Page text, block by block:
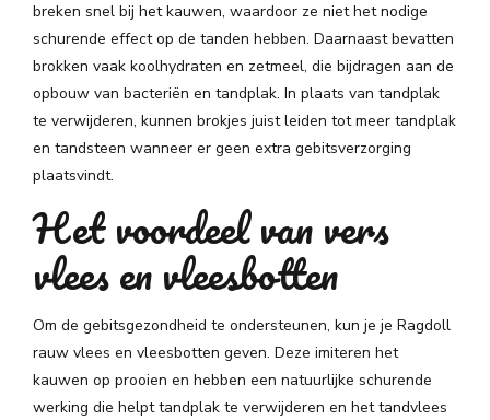
breken snel bij het kauwen, waardoor ze niet het nodige
schurende effect op de tanden hebben. Daarnaast bevatten
brokken vaak koolhydraten en zetmeel, die bijdragen aan de
opbouw van bacteriën en tandplak. In plaats van tandplak
te verwijderen, kunnen brokjes juist leiden tot meer tandplak
en tandsteen wanneer er geen extra gebitsverzorging
plaatsvindt.
Het voordeel van vers
vlees en vleesbotten
Om de gebitsgezondheid te ondersteunen, kun je je Ragdoll
rauw vlees en vleesbotten geven. Deze imiteren het
kauwen op prooien en hebben een natuurlijke schurende
werking die helpt tandplak te verwijderen en het tandvlees